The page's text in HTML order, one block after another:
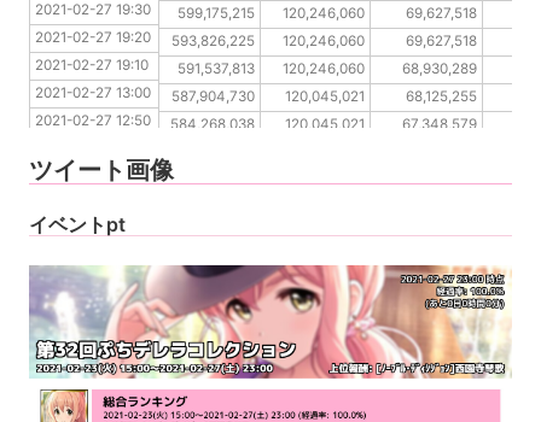
2021-02-27 19:20 599,175,215 120,246,060 69,627,518
2021-02-27 19:10
593,826,225 120,246,060 69,627,518
2021-02-27 13:00
591,537,813 120,246,060 68,930,289
2021-02-27 12:50
587,904,730 120,045,021 68,125,255
2021-02-27 12:40
584,268,038 120,045,021 67,348,579
2021-02-27 12:20
576,854,603 120,045,021 64,294,074
2021-02-27 19:30
2021-02-27 19:20
2021-02-27 19:10
2021-02-27 13:00
2021-02-27 12:50
2021-02-27 12:30
ツイート画像
イベントpt